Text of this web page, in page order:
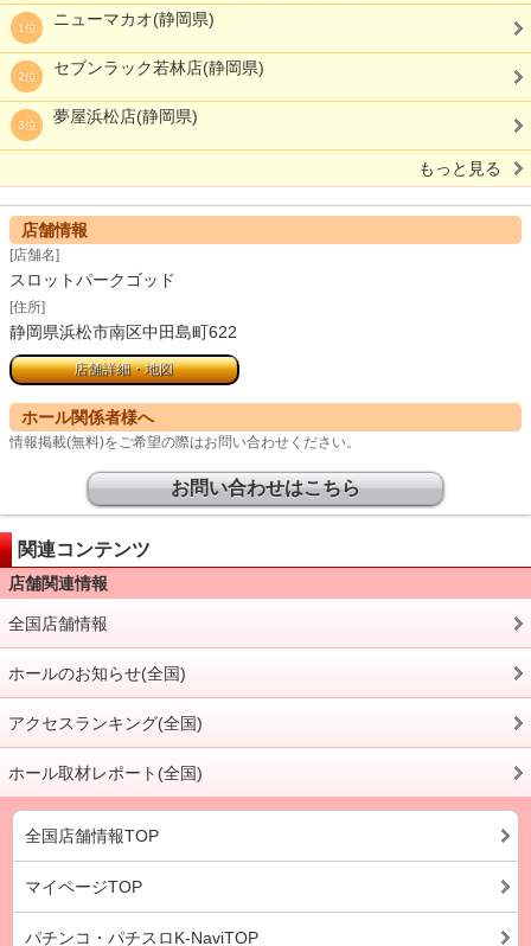
1位 ニューマカオ(静岡県)
2位 セブンラック若林店(静岡県)
3位 夢屋浜松店(静岡県)
もっと見る
店舗情報
[店舗名]
スロットパークゴッド
[住所]
静岡県浜松市南区中田島町622
店舗詳細・地図
ホール関係者様へ
情報掲載(無料)をご希望の際はお問い合わせください。
お問い合わせはこちら
関連コンテンツ
店舗関連情報
全国店舗情報
ホールのお知らせ(全国)
アクセスランキング(全国)
ホール取材レポート(全国)
全国店舗情報TOP
マイページTOP
パチンコ・パチスロK-NaviTOP